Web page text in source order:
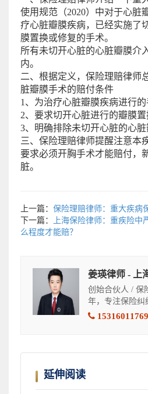
使用规范（2020）中对于心脏
疗心脏瓣膜疾病，已经实施了
膜置换或修复的手术。
所有未切开心脏的心脏瓣膜介
内。
二、根据定义，保险理赔律师
脏瓣膜手术的赔付条件
1、为治疗心脏瓣膜疾病进行的
2、要求切开心脏进行的瓣膜
3、明确排除未切开心脏的心
三、保险理赔律师提醒注意本
要求必须开胸手术才能赔付，
脏。
上一篇： 保险理赔律师：重大疾病
下一篇：
上海保险律师：重疾险
么程度才能赔？
姜瑛律师 - 上
创始合伙人 / 保
年，专注保险纠
15316011769
延伸阅读